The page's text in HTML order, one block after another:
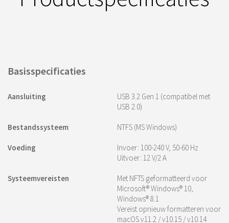
Basisspecificaties
Aansluiting
USB 3.2 Gen 1 (compatibel met
USB 2.0)
Bestandssysteem NTFS (MS Windows)
Voeding
Invoer: 100-240 V, 50-60 Hz
Uitvoer: 12 V/2 A
Systeemvereisten
Met NFTS geformatteerd voor
Microsoft® Windows® 10,
Windows® 8.1
Vereist opnieuw formatteren voor
macOS v11.2 / v10.15 / v10.14